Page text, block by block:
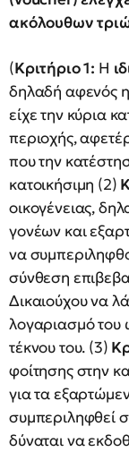
ακόλουθων
(Κριτήριο 1: Η
δηλαδή αφενός η
είχε την κύρια
περιοχής,
που την
κατοικήσιμη (2)
οικογένειας,
γονέων και
να
σύνθεση
Δικαιούχου να
λογαριασμό του
τέκνου του. (3)
φοίτησης στην
για τα
συμπεριληφθεί
δύναται να